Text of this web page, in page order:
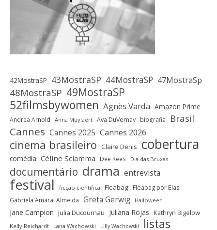
42MostraSP 43MostraSP 44MostraSP 47MostraSp
48MostraSP 49MostraSP
52filmsbywomen Agnès Varda Amazon Prime
Andrea Arnold Anna Muylaert Ava DuVernay biografia Brasil
Cannes Cannes 2025 Cannes 2026
cinema brasileiro Claire Denis cobertura
comédia Céline Sciamma Dee Rees Dia das Bruxas
documentário drama entrevista
festival ficção científica Fleabag Fleabag por Elas
Gabriela Amaral Almeida Greta Gerwig Halloween
Jane Campion Julia Ducournau Juliana Rojas Kathryn Bigelow
Kelly Reichardt Lana Wachowski Lilly Wachowski listas